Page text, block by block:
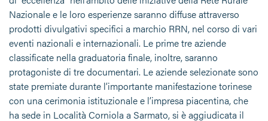
Nazionale e le loro esperienze saranno diffuse attraverso
prodotti divulgativi specifici a marchio RRN, nel corso di vari
eventi nazionali e internazionali. Le prime tre aziende
classificate nella graduatoria finale, inoltre, saranno
protagoniste di tre documentari. Le aziende selezionate sono
state premiate durante l’importante manifestazione torinese
con una cerimonia istituzionale e l’impresa piacentina, che
ha sede in Località Corniola a Sarmato, si è aggiudicata il